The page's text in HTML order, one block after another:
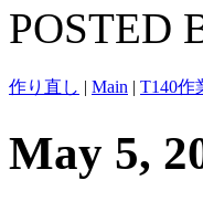
POSTED
作り直し | Main | T140作
May 5,